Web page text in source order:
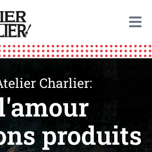
Charlier:
produits